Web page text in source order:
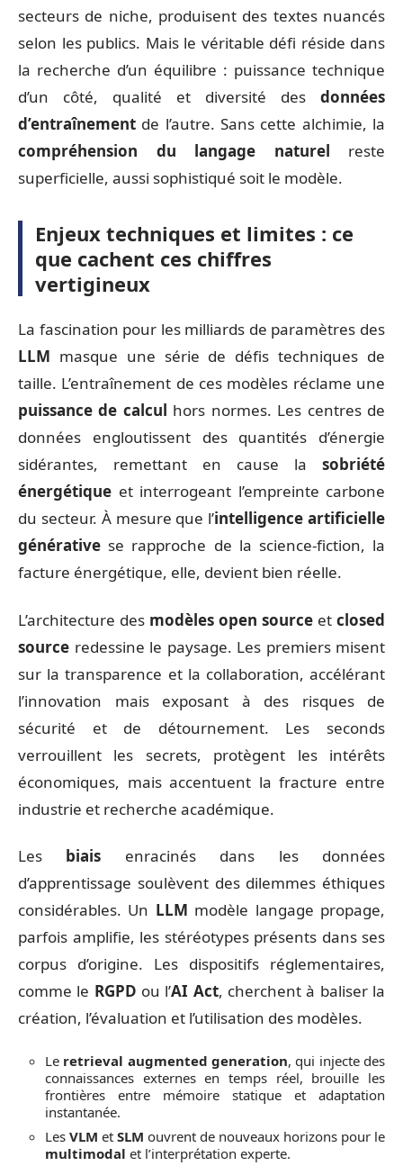
secteurs de niche, produisent des textes nuancés
selon les publics. Mais le véritable défi réside dans
la recherche d’un équilibre : puissance technique
d’un côté, qualité et diversité des données
d’entraînement de l’autre. Sans cette alchimie, la
compréhension du langage naturel reste
superficielle, aussi sophistiqué soit le modèle.
Enjeux techniques et limites : ce
que cachent ces chiffres
vertigineux
La fascination pour les milliards de paramètres des
LLM masque une série de défis techniques de
taille. L’entraînement de ces modèles réclame une
puissance de calcul hors normes. Les centres de
données engloutissent des quantités d’énergie
sidérantes, remettant en cause la sobriété
énergétique et interrogeant l’empreinte carbone
du secteur. À mesure que l’intelligence artificielle
générative se rapproche de la science-fiction, la
facture énergétique, elle, devient bien réelle.
L’architecture des modèles open source et closed
source redessine le paysage. Les premiers misent
sur la transparence et la collaboration, accélérant
l’innovation mais exposant à des risques de
sécurité et de détournement. Les seconds
verrouillent les secrets, protègent les intérêts
économiques, mais accentuent la fracture entre
industrie et recherche académique.
Les biais enracinés dans les données
d’apprentissage soulèvent des dilemmes éthiques
considérables. Un LLM modèle langage propage,
parfois amplifie, les stéréotypes présents dans ses
corpus d’origine. Les dispositifs réglementaires,
comme le RGPD ou l’AI Act, cherchent à baliser la
création, l’évaluation et l’utilisation des modèles.
Le retrieval augmented generation, qui injecte des
connaissances externes en temps réel, brouille les
frontières entre mémoire statique et adaptation
instantanée.
Les VLM et SLM ouvrent de nouveaux horizons pour le
multimodal et l’interprétation experte.